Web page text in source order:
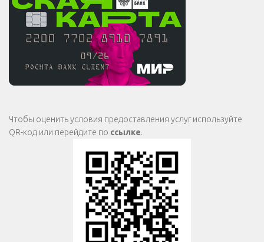
Чтобы оценить условия предоставления услуг используйте
QR-код или перейдите по ссылке.